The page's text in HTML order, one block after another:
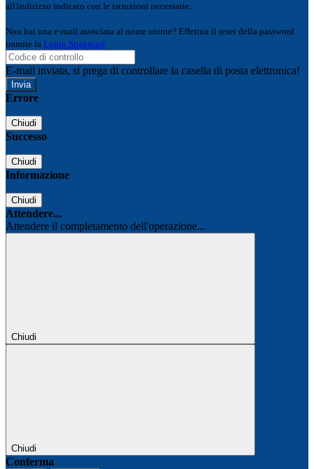
all'indirizzo indicato con le istruzioni necessarie.
Non hai una e-mail associata al nome utente? Effettua il reset della password
tramite la Login Spaggiari
E-mail inviata, si prega di controllare la casella di posta elettronica!
Errore
Chiudi
Successo
Chiudi
Informazione
Chiudi
Attendere...
Attendere il completamento dell'operazione...
Chiudi
Chiudi
Conferma